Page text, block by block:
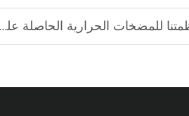
الحاصلة على أكثر من 1000 براءة اختراع